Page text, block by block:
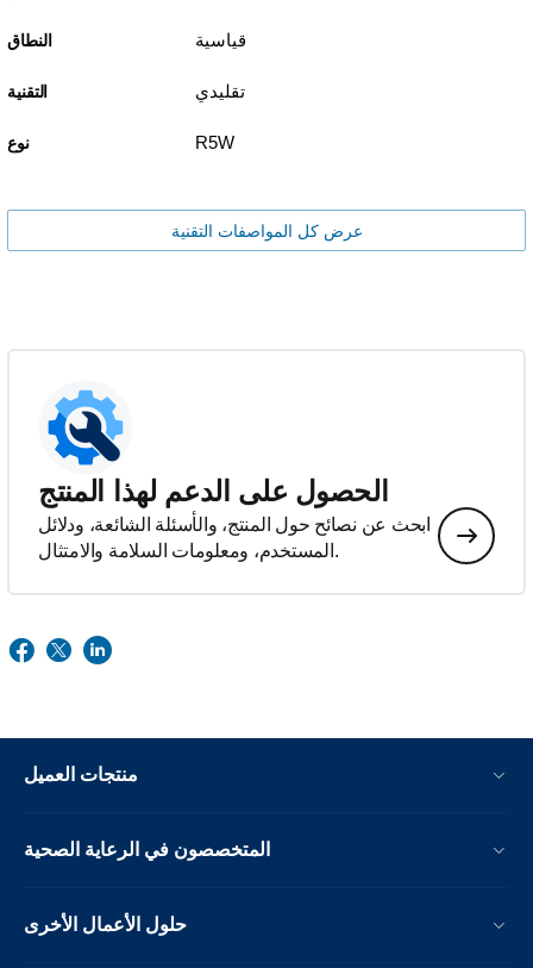
النطاق قياسية
التقنية تقليدي
نوع R5W
عرض كل المواصفات التقنية
الحصول على الدعم لهذا المنتج
ابحث عن نصائح حول المنتج، والأسئلة الشائعة، ودلائل
المستخدم، ومعلومات السلامة والامتثال.
منتجات العميل
المتخصصون في الرعاية الصحية
حلول الأعمال الأخرى